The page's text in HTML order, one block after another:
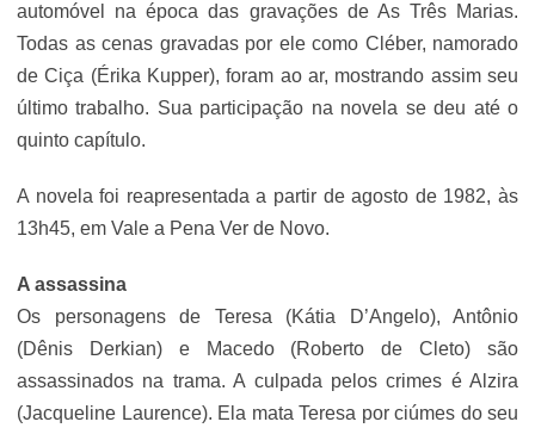
automóvel na época das gravações de As Três Marias.
Todas as cenas gravadas por ele como Cléber, namorado
de Ciça (Érika Kupper), foram ao ar, mostrando assim seu
último trabalho. Sua participação na novela se deu até o
quinto capítulo.
A novela foi reapresentada a partir de agosto de 1982, às
13h45, em Vale a Pena Ver de Novo.
A assassina
Os personagens de Teresa (Kátia D’Angelo), Antônio
(Dênis Derkian) e Macedo (Roberto de Cleto) são
assassinados na trama. A culpada pelos crimes é Alzira
(Jacqueline Laurence). Ela mata Teresa por ciúmes do seu